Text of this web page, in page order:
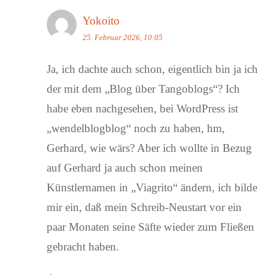
Yokoito
25. Februar 2026, 10:05
Ja, ich dachte auch schon, eigentlich bin ja ich
der mit dem „Blog über Tangoblogs“? Ich
habe eben nachgesehen, bei WordPress ist
„wendelblogblog“ noch zu haben, hm,
Gerhard, wie wärs? Aber ich wollte in Bezug
auf Gerhard ja auch schon meinen
Künstlernamen in „Viagrito“ ändern, ich bilde
mir ein, daß mein Schreib-Neustart vor ein
paar Monaten seine Säfte wieder zum Fließen
gebracht haben.